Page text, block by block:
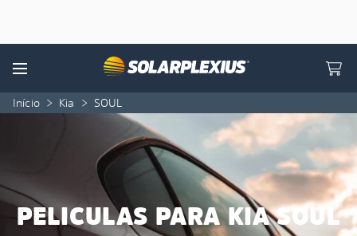
Menu
Início > Kia > SOUL
PELICULAS PARA KIA SOUL